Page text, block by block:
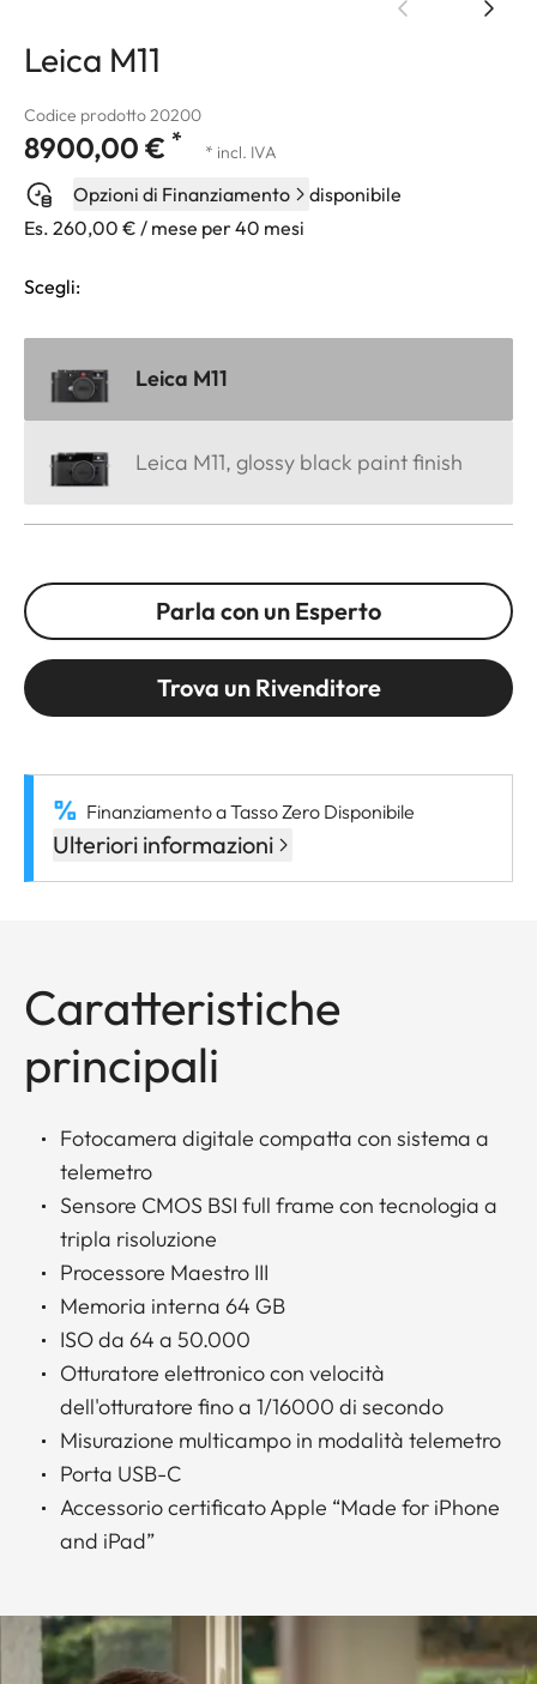
Leica M11
Codice prodotto 20200
8900,00 € * * incl. IVA
Opzioni di Finanziamento
disponibile
Es. 260,00 € / mese per 40 mesi
Scegli:
Leica M11
Leica M11, glossy black paint finish
Parla con un Esperto
Trova un Rivenditore
Finanziamento a Tasso Zero Disponibile
Ulteriori informazioni
Caratteristiche
principali
Fotocamera digitale compatta con sistema a
telemetro
Sensore CMOS BSI full frame con tecnologia a
tripla risoluzione
Processore Maestro III
Memoria interna 64 GB
ISO da 64 a 50.000
Otturatore elettronico con velocità
dell'otturatore fino a 1/16000 di secondo
Misurazione multicampo in modalità telemetro
Porta USB-C
Accessorio certificato Apple “Made for iPhone
and iPad”